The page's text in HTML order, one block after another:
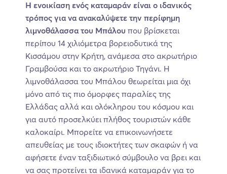
Η ενοικίαση ενός καταμαράν είναι ο ιδανικός
τρόπος για να ανακαλύψετε την περίφημη
λιμνοθάλασσα του Μπάλου που βρίσκεται
περίπου 14 χιλιόμετρα βορειοδυτικά της
Κισσάμου στην Κρήτη, ανάμεσα στο ακρωτήριο
Γραμβούσα και το ακρωτήριο Τηγάνι. Η
λιμνοθάλασσα του Μπάλου θεωρείται μια όχι
μόνο από τις πιο όμορφες παραλίες της
Ελλάδας αλλά και ολόκληρου του κόσμου και
για αυτό προσελκύει πλήθος τουριστών κάθε
καλοκαίρι. Μπορείτε να επικοινωνήσετε
απευθείας με τους ιδιοκτήτες των σκαφών ή να
αφήσετε έναν ταξιδιωτικό σύμβουλο να βρει και
να σας προτείνει τα ιδανικά καταμαράν για το